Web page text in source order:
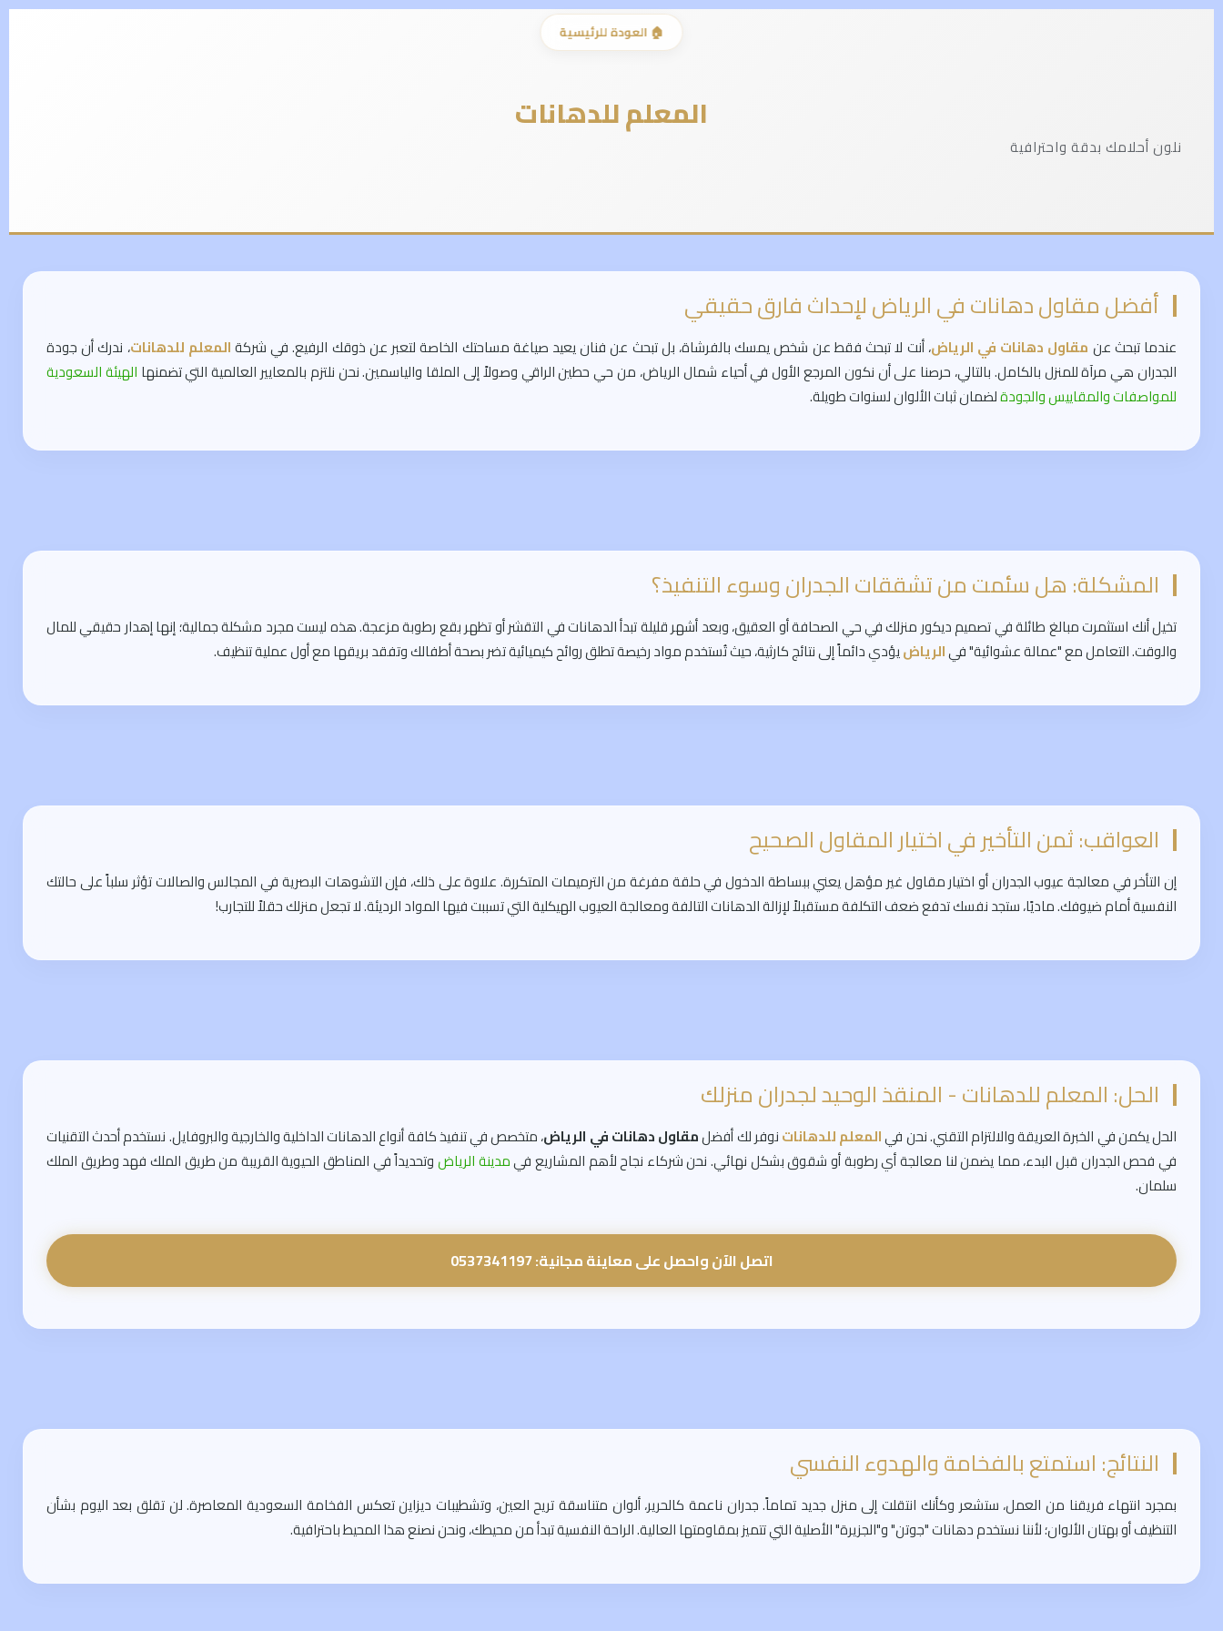
🏠 العودة للرئيسية
المعلم للدهانات
نلون أحلامك بدقة واحترافية
أفضل مقاول دهانات في الرياض لإحداث فارق حقيقي
عندما تبحث عن مقاول دهانات في الرياض، أنت لا تبحث فقط عن شخص يمسك بالفرشاة، بل تبحث عن فنان يعيد صياغة مساحتك الخاصة لتعبر عن ذوقك الرفيع. في شركةالمعلم للدهانات، ندرك أن جودة
الجدران هي مرآة للمنزل بالكامل. بالتالي، حرصنا على أن نكون المرجع الأول في أحياء شمال الرياض، من حي حطين الراقي وصولاً إلى الملقا والياسمين. نحن نلتزم بالمعايير العالمية التي تضمنها الهيئة السعودية
للمواصفات والمقاييس والجودةلضمان ثبات الألوان لسنوات طويلة.
المشكلة: هل سئمت من تشققات الجدران وسوء التنفيذ؟
تخيل أنك استثمرت مبالغ طائلة في تصميم ديكور منزلك في حي الصحافة أو العقيق، وبعد أشهر قليلة تبدأ الدهانات في التقشر أو تظهر بقع رطوبة مزعجة. هذه ليست مجرد مشكلة جمالية؛ إنها إهدار حقيقي للمال
والوقت. التعامل مع "عمالة عشوائية" فيالرياضيؤدي دائماً إلى نتائج كارثية، حيث تُستخدم مواد رخيصة تطلق روائح كيميائية تضر بصحة أطفالك وتفقد بريقها مع أول عملية تنظيف.
العواقب: ثمن التأخير في اختيار المقاول الصحيح
إن التأخر في معالجة عيوب الجدران أو اختيار مقاول غير مؤهل يعني ببساطة الدخول في حلقة مفرغة من الترميمات المتكررة. علاوة على ذلك، فإن التشوهات البصرية في المجالس والصالات تؤثر سلباً على حالتك
النفسية أمام ضيوفك. ماديًا، ستجد نفسك تدفع ضعف التكلفة مستقبلاً لإزالة الدهانات التالفة ومعالجة العيوب الهيكلية التي تسببت فيها المواد الرديئة. لا تجعل منزلك حقلاً للتجارب!
الحل: المعلم للدهانات - المنقذ الوحيد لجدران منزلك
الحل يكمن في الخبرة العريقة والالتزام التقني. نحن فيالمعلم للدهاناتنوفر لك أفضلمقاول دهانات في الرياض، متخصص في تنفيذ كافة أنواع الدهانات الداخلية والخارجية والبروفايل. نستخدم أحدث التقنيات
في فحص الجدران قبل البدء، مما يضمن لنا معالجة أي رطوبة أو شقوق بشكل نهائي. نحن شركاء نجاح لأهم المشاريع فيمدينة الرياضوتحديداً في المناطق الحيوية القريبة من طريق الملك فهد وطريق الملك
سلمان.
اتصل الآن واحصل على معاينة مجانية: 0537341197
النتائج: استمتع بالفخامة والهدوء النفسي
بمجرد انتهاء فريقنا من العمل، ستشعر وكأنك انتقلت إلى منزل جديد تماماً. جدران ناعمة كالحرير، ألوان متناسقة تريح العين، وتشطيبات ديزاين تعكس الفخامة السعودية المعاصرة. لن تقلق بعد اليوم بشأن
التنظيف أو بهتان الألوان؛ لأننا نستخدم دهانات "جوتن" و"الجزيرة" الأصلية التي تتميز بمقاومتها العالية. الراحة النفسية تبدأ من محيطك، ونحن نصنع هذا المحيط باحترافية.